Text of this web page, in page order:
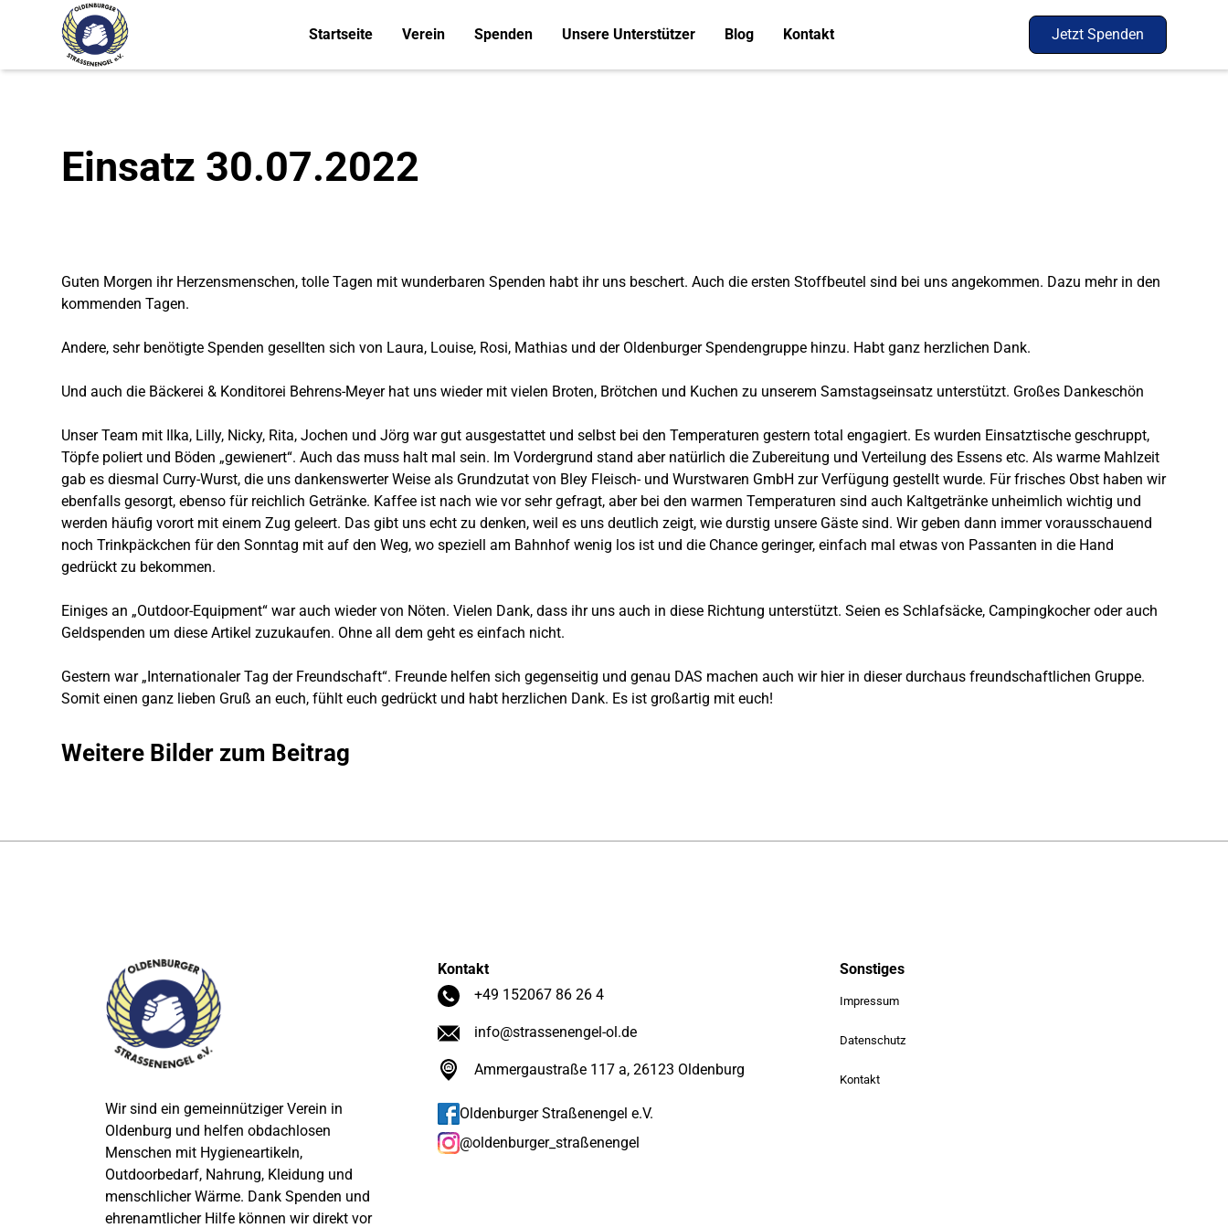
Startseite Verein Spenden Unsere Unterstützer Blog Kontakt Jetzt Spenden
Einsatz 30.07.2022
Guten Morgen ihr Herzensmenschen, tolle Tagen mit wunderbaren Spenden habt ihr uns beschert. Auch die ersten Stoffbeutel sind bei uns angekommen. Dazu mehr in den
kommenden Tagen.
Andere, sehr benötigte Spenden gesellten sich von Laura, Louise, Rosi, Mathias und der Oldenburger Spendengruppe hinzu. Habt ganz herzlichen Dank.
Und auch die Bäckerei & Konditorei Behrens-Meyerhat uns wieder mit vielen Broten, Brötchen und Kuchen zu unserem Samstagseinsatz unterstützt. Großes Dankeschön
Unser Team mit Ilka, Lilly, Nicky, Rita, Jochen und Jörg war gut ausgestattet und selbst bei den Temperaturen gestern total engagiert. Es wurden Einsatztische geschruppt,
Töpfe poliert und Böden „gewienert“. Auch das muss halt mal sein. Im Vordergrund stand aber natürlich die Zubereitung und Verteilung des Essens etc. Als warme Mahlzeit
gab es diesmal Curry-Wurst, die uns dankenswerter Weise als Grundzutat von Bley Fleisch- und Wurstwaren GmbH zur Verfügung gestellt wurde. Für frisches Obst haben wir
ebenfalls gesorgt, ebenso für reichlich Getränke. Kaffee ist nach wie vor sehr gefragt, aber bei den warmen Temperaturen sind auch Kaltgetränke unheimlich wichtig und
werden häufig vorort mit einem Zug geleert. Das gibt uns echt zu denken, weil es uns deutlich zeigt, wie durstig unsere Gäste sind. Wir geben dann immer vorausschauend
noch Trinkpäckchen für den Sonntag mit auf den Weg, wo speziell am Bahnhof wenig los ist und die Chance geringer, einfach mal etwas von Passanten in die Hand
gedrückt zu bekommen.
Einiges an „Outdoor-Equipment“ war auch wieder von Nöten. Vielen Dank, dass ihr uns auch in diese Richtung unterstützt. Seien es Schlafsäcke, Campingkocher oder auch
Geldspenden um diese Artikel zuzukaufen. Ohne all dem geht es einfach nicht.
Gestern war „Internationaler Tag der Freundschaft“. Freunde helfen sich gegenseitig und genau DAS machen auch wir hier in dieser durchaus freundschaftlichen Gruppe.
Somit einen ganz lieben Gruß an euch, fühlt euch gedrückt und habt herzlichen Dank. Es ist großartig mit euch!
Weitere Bilder zum Beitrag
Wir sind ein gemeinnütziger Verein in
Oldenburg und helfen obdachlosen
Menschen mit Hygieneartikeln,
Outdoorbedarf, Nahrung, Kleidung und
menschlicher Wärme. Dank Spenden und
ehrenamtlicher Hilfe können wir direkt vor
Kontakt
+49 152067 86 26 4
info@strassenengel-ol.de
Ammergaustraße 117 a, 26123 Oldenburg
Oldenburger Straßenengel e.V.
@oldenburger_straßenengel
Sonstiges
Impressum
Datenschutz
Kontakt